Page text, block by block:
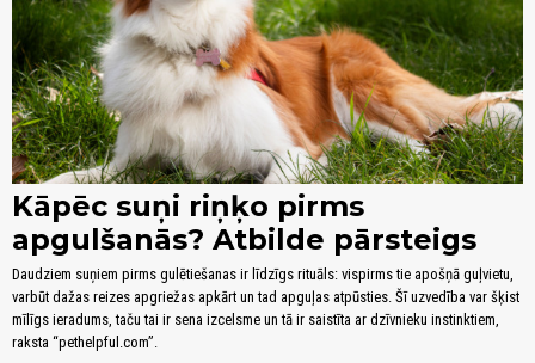
Kāpēc suņi riņķo pirms
apgulšanās? Atbilde pārsteigs
Daudziem suņiem pirms gulētiešanas ir līdzīgs rituāls: vispirms tie apošņā guļvietu,
varbūt dažas reizes apgriežas apkārt un tad apguļas atpūsties. Šī uzvedība var šķist
mīlīgs ieradums, taču tai ir sena izcelsme un tā ir saistīta ar dzīvnieku instinktiem,
raksta “pethelpful.com”.